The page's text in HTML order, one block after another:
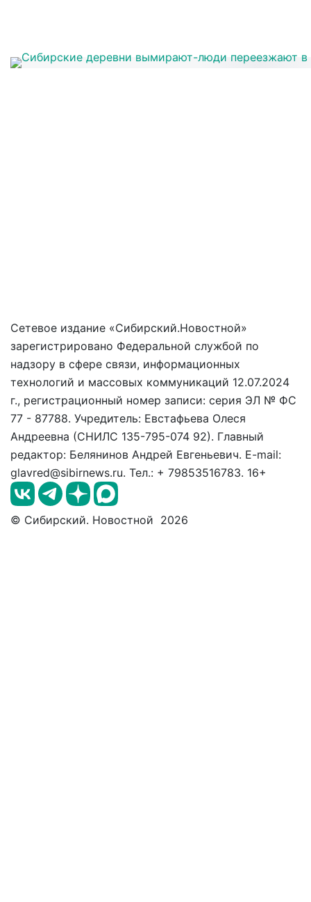
Сетевое издание «Сибирский.Новостной»
зарегистрировано Федеральной службой по
надзору в сфере связи, информационных
технологий и массовых коммуникаций 12.07.2024
г., регистрационный номер записи: серия ЭЛ № ФС
77 - 87788. Учредитель: Евстафьева Олеся
Андреевна (СНИЛС 135-795-074 92). Главный
редактор: Белянинов Андрей Евгеньевич. E-mail:
glavred@sibirnews.ru. Тел.: + 79853516783. 16+
© Сибирский. Новостной 2026